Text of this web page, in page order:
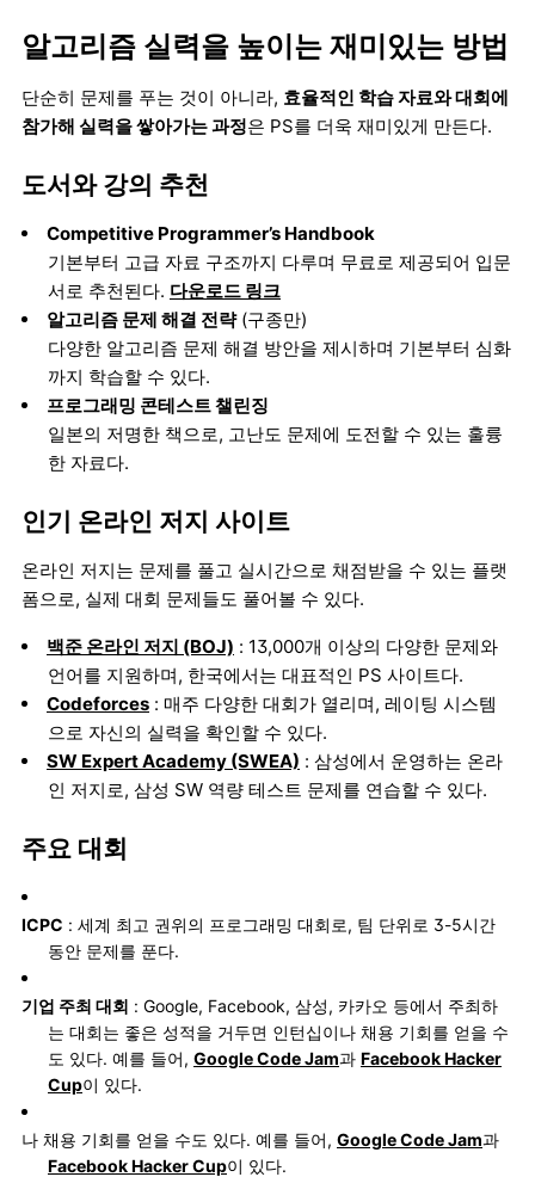
알고리즘 실력을 높이는 재미있는 방법
단순히 문제를 푸는 것이 아니라, 효율적인 학습 자료와 대회에
참가해 실력을 쌓아가는 과정은 PS를 더욱 재미있게 만든다.
도서와 강의 추천
Competitive Programmer’s Handbook
기본부터 고급 자료 구조까지 다루며 무료로 제공되어 입문
서로 추천된다. 다운로드 링크
알고리즘 문제 해결 전략(구종만)
다양한 알고리즘 문제 해결 방안을 제시하며 기본부터 심화
까지 학습할 수 있다.
프로그래밍 콘테스트 챌린징
일본의 저명한 책으로, 고난도 문제에 도전할 수 있는 훌륭
한 자료다.
인기 온라인 저지 사이트
온라인 저지는 문제를 풀고 실시간으로 채점받을 수 있는 플랫
폼으로, 실제 대회 문제들도 풀어볼 수 있다.
백준 온라인 저지 (BOJ) : 13,000개 이상의 다양한 문제와
언어를 지원하며, 한국에서는 대표적인 PS 사이트다.
Codeforces : 매주 다양한 대회가 열리며, 레이팅 시스템
으로 자신의 실력을 확인할 수 있다.
SW Expert Academy (SWEA) : 삼성에서 운영하는 온라
인 저지로, 삼성 SW 역량 테스트 문제를 연습할 수 있다.
주요 대회
ICPC : 세계 최고 권위의 프로그래밍 대회로, 팀 단위로 3-5시간
동안 문제를 푼다.
기업 주최 대회 : Google, Facebook, 삼성, 카카오 등에서 주최하
는 대회는 좋은 성적을 거두면 인턴십이나 채용 기회를 얻을 수
도 있다. 예를 들어, Google Code Jam과 Facebook Hacker
Cup이 있다.
나 채용 기회를 얻을 수도 있다. 예를 들어, Google Code Jam과
Facebook Hacker Cup이 있다.